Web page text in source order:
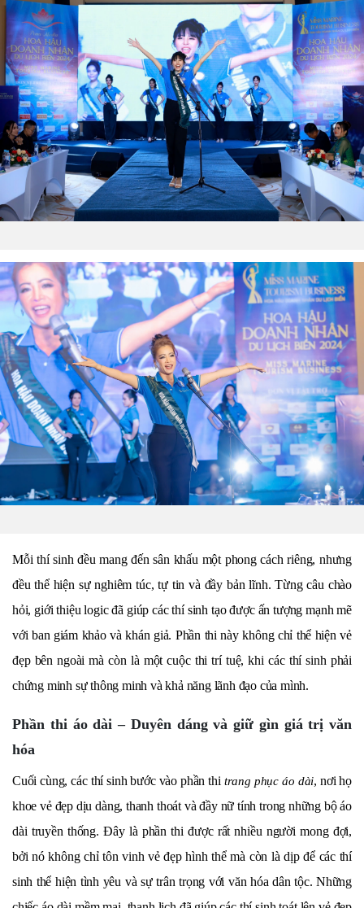
Mỗi thí sinh đều mang đến sân khấu một phong cách riêng, nhưng
đều thể hiện sự nghiêm túc, tự tin và đầy bản lĩnh. Từng câu chào
hỏi, giới thiệu logic đã giúp các thí sinh tạo được ấn tượng mạnh mẽ
với ban giám khảo và khán giả. Phần thi này không chỉ thể hiện vẻ
đẹp bên ngoài mà còn là một cuộc thi trí tuệ, khi các thí sinh phải
chứng minh sự thông minh và khả năng lãnh đạo của mình.
Phần thi áo dài – Duyên dáng và giữ gìn giá trị văn
hóa
Cuối cùng, các thí sinh bước vào phần thi trang phục áo dài, nơi họ
khoe vẻ đẹp dịu dàng, thanh thoát và đầy nữ tính trong những bộ áo
dài truyền thống. Đây là phần thi được rất nhiều người mong đợi,
bởi nó không chỉ tôn vinh vẻ đẹp hình thể mà còn là dịp để các thí
sinh thể hiện tình yêu và sự trân trọng với văn hóa dân tộc. Những